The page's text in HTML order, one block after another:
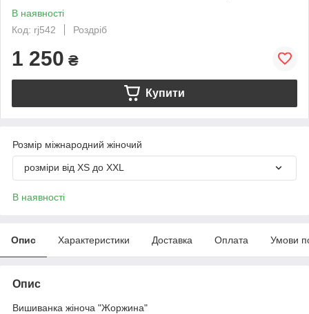
В наявності
Код: rj542
Роздріб
1 250 ₴
Купити
Розмір міжнародний жіночий
розміри від XS до XXL
В наявності
Опис Характеристики Доставка Оплата Умови
Опис
Вишиванка жіноча "Жоржина"